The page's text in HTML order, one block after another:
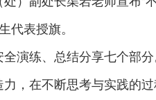
代表授旗。
演练、总结分享七个部分
，在不断思考与实践的过